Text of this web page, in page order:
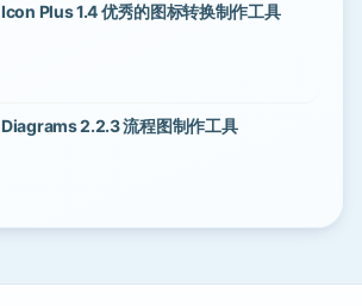
Icon Plus 1.4 优秀的图标转换制作工具
Diagrams 2.2.3 流程图制作工具